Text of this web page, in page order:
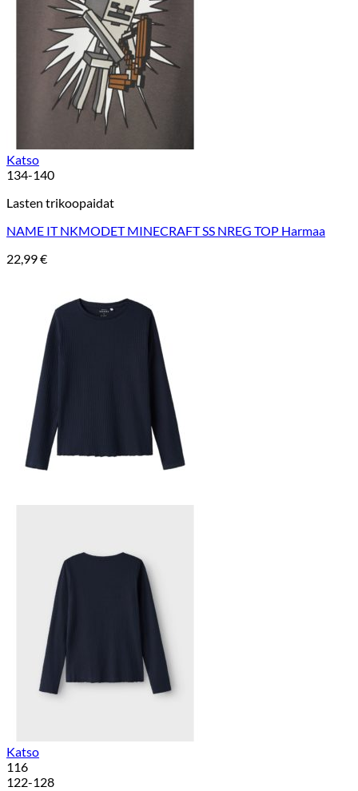
Katso
134-140
Lasten trikoopaidat
NAME IT NKMODET MINECRAFT SS NREG TOP Harmaa
22,99€
Katso
116
122-128